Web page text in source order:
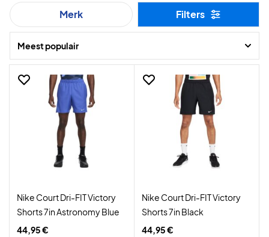
Merk Filters
Meest populair
Nike Court Dri-FIT Victory
Shorts 7in Astronomy Blue
44,95 €
Nike Court Dri-FIT Victory
Shorts 7in Black
44,95 €